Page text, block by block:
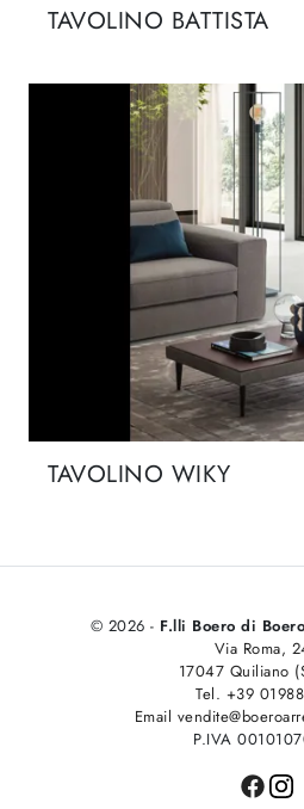
TAVOLINO BATTISTA
TAVOLINO WIKY
© 2026 - F.lli Boero di
Via Roma,
17047 Quiliano
Tel. +39
Email
P.IVA